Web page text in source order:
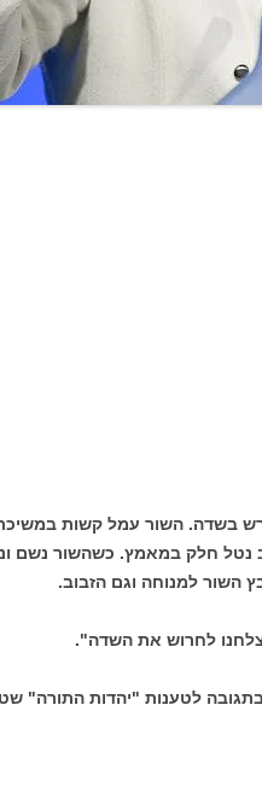
בשדה. השור עמל קשות
נטל חלק במאמץ. כשהשור נשם
השור למנוחה וגם הזבוב.
לחרוש את השדה".
לטענות "יהדות התורה"